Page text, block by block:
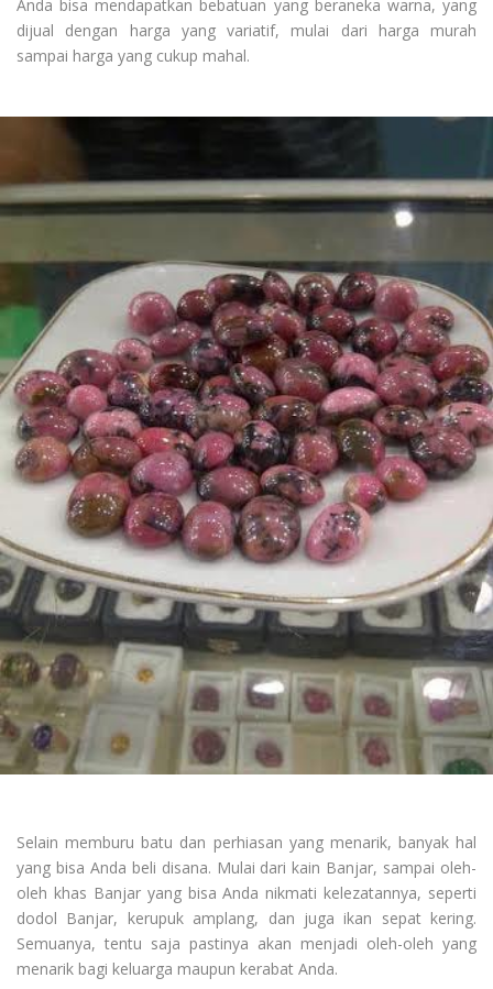
Anda bisa mendapatkan bebatuan yang beraneka warna, yang
dijual dengan harga yang variatif, mulai dari harga murah
sampai harga yang cukup mahal.
Selain memburu batu dan perhiasan yang menarik, banyak hal
yang bisa Anda beli disana. Mulai dari kain Banjar, sampai oleh-
oleh khas Banjar yang bisa Anda nikmati kelezatannya, seperti
dodol Banjar, kerupuk amplang, dan juga ikan sepat kering.
Semuanya, tentu saja pastinya akan menjadi oleh-oleh yang
menarik bagi keluarga maupun kerabat Anda.